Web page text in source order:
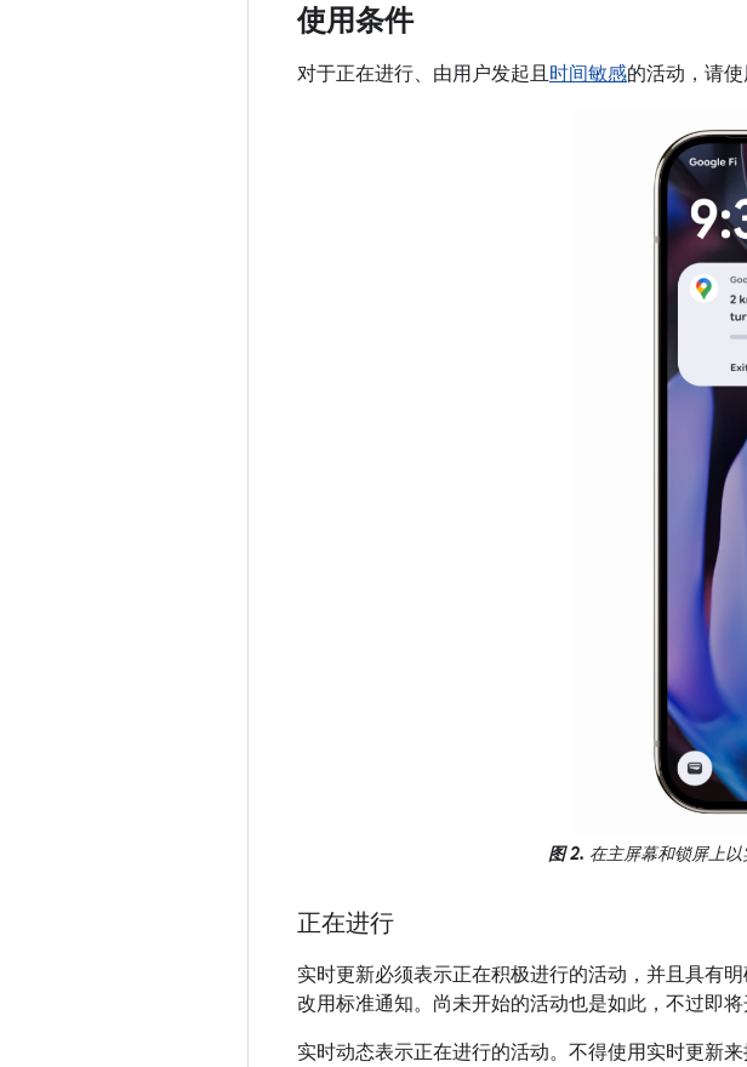
使用条件
对于正在进行、由用户发起且 时间敏感的活动，请使
图 2. 在主屏幕和锁屏上以
正在进行
实时更新必须表示正在积极进行的活动，并且具有
改用标准通知。尚未开始的活动也是如此，不过即将
实时动态表示正在进行的活动。不得使用实时更新